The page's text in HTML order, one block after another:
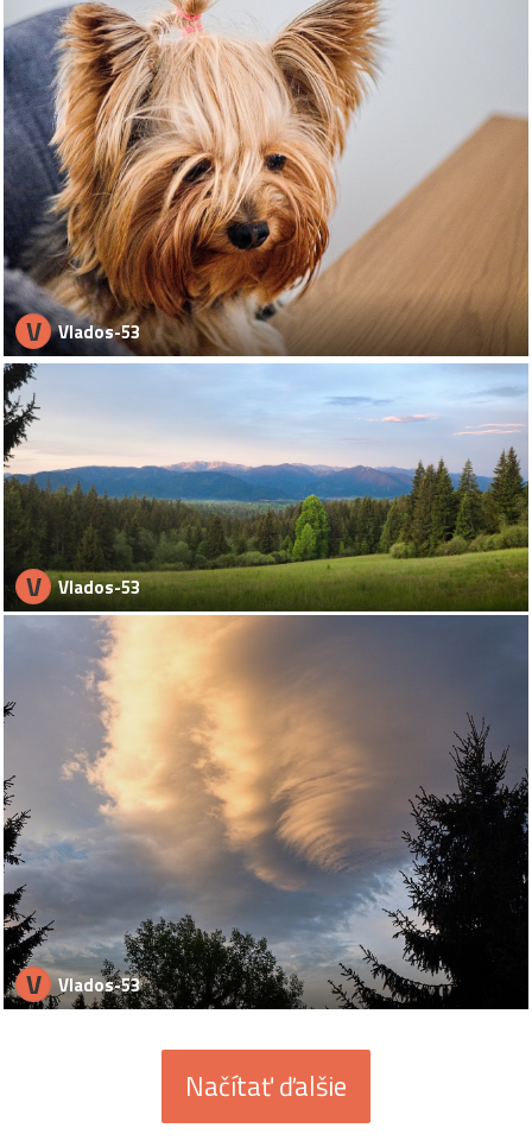
V Vlados-53
V Vlados-53
V Vlados-53
Načítať ďalšie